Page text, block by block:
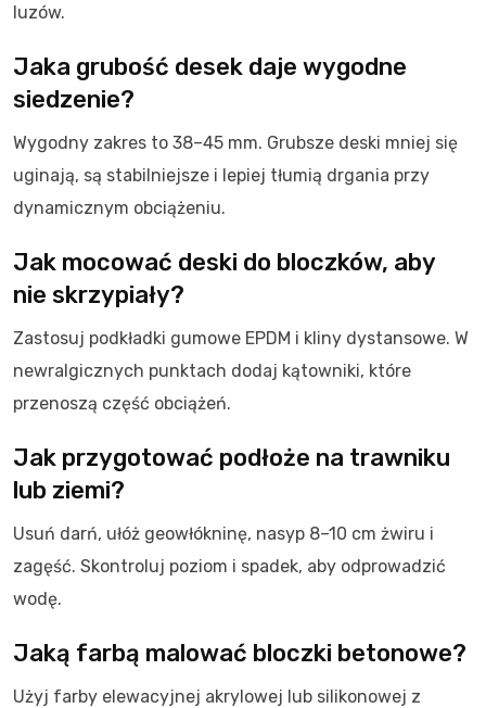
luzów.
Jaka grubość desek daje wygodne
siedzenie?
Wygodny zakres to 38–45 mm. Grubsze deski mniej się
uginają, są stabilniejsze i lepiej tłumią drgania przy
dynamicznym obciążeniu.
Jak mocować deski do bloczków, aby
nie skrzypiały?
Zastosuj podkładki gumowe EPDM i kliny dystansowe. W
newralgicznych punktach dodaj kątowniki, które
przenoszą część obciążeń.
Jak przygotować podłoże na trawniku
lub ziemi?
Usuń darń, ułóż geowłókninę, nasyp 8–10 cm żwiru i
zagęść. Skontroluj poziom i spadek, aby odprowadzić
wodę.
Jaką farbą malować bloczki betonowe?
Użyj farby elewacyjnej akrylowej lub silikonowej z